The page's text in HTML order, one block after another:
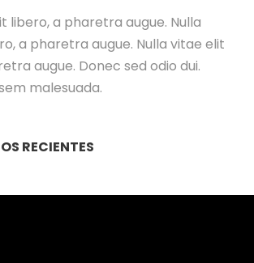
libero, a pharetra augue. Nulla
a pharetra augue. Nulla vitae elit
augue. Donec sed odio dui.
malesuada.
RECIENTES